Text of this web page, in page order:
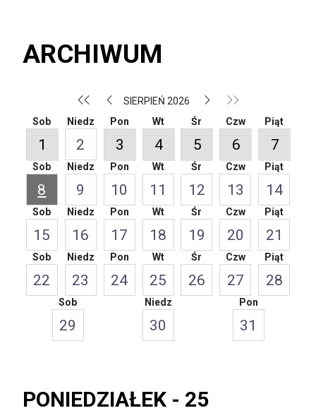
ARCHIWUM
SIERPIEŃ 2026
Sob
1
Niedz
2
Pon
3
Wt
4
Śr
5
Czw
6
Piąt
7
Sob
8
Niedz
9
Pon
10
Wt
11
Śr
12
Czw
13
Piąt
14
Sob
15
Niedz
16
Pon
17
Wt
18
Śr
19
Czw
20
Piąt
21
Sob
22
Niedz
23
Pon
24
Wt
25
Śr
26
Czw
27
Piąt
28
Sob
29
Niedz
30
Pon
31
PONIEDZIAŁEK - 25